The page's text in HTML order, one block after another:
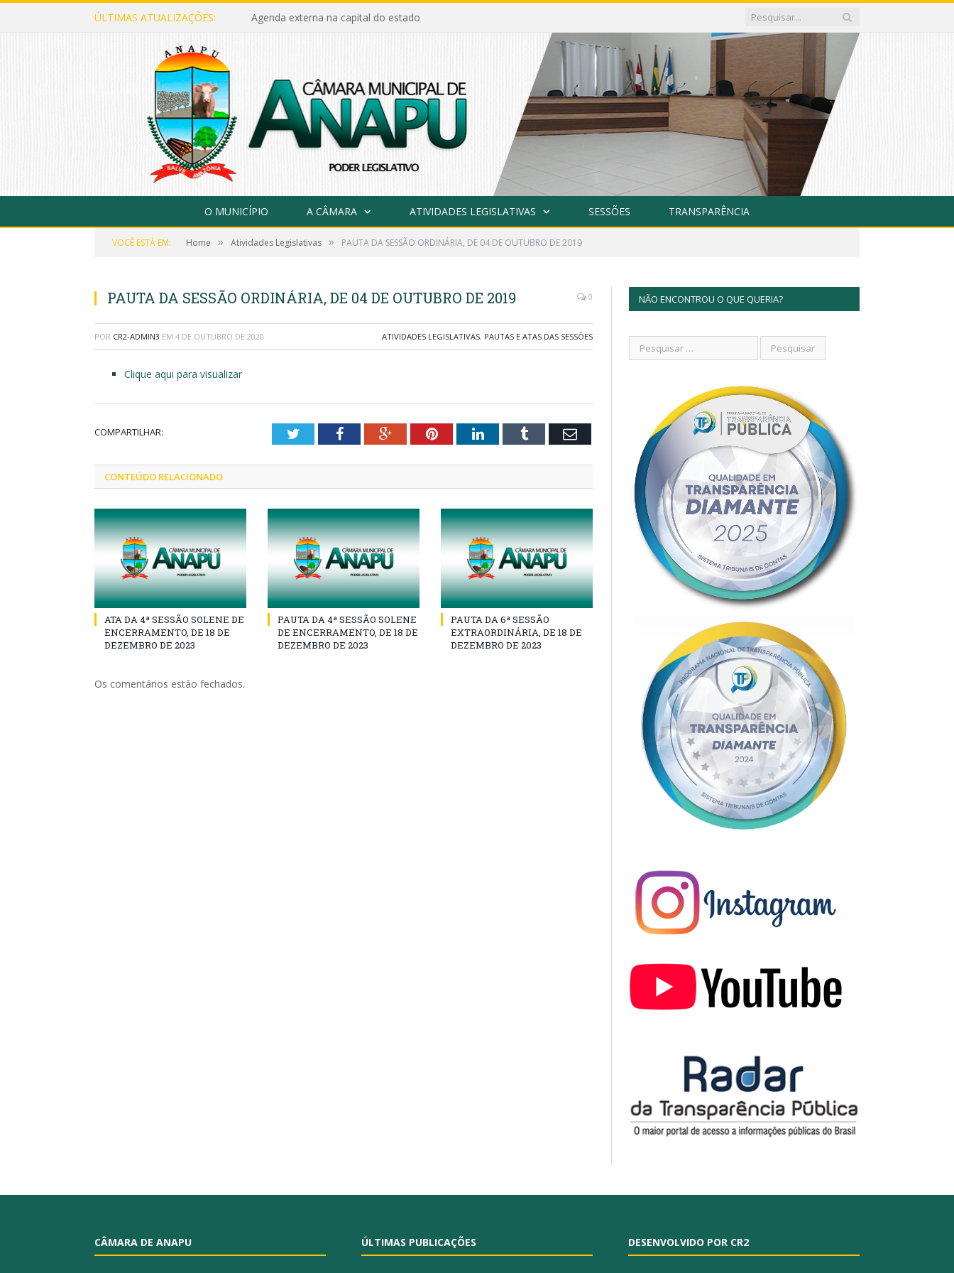
ÚLTIMAS ATUALIZAÇÕES: Agenda externa na capital do estado
O MUNICÍPIO A CÂMARA ATIVIDADES LEGISLATIVAS SESSÕES TRANSPARÊNCIA
VOCÊ ESTÁ EM: Home » Atividades Legislativas » PAUTA DA SESSÃO ORDINÁRIA, DE 04 DE OUTUBRO DE 2019
PAUTA DA SESSÃO ORDINÁRIA, DE 04 DE OUTUBRO DE 2019 0
POR CR2-ADMIN3 EM 4 DE OUTUBRO DE 2020 ATIVIDADES LEGISLATIVAS, PAUTAS E ATAS DAS SESSÕES
Clique aqui para visualizar
COMPARTILHAR: TwitterFacebookGoogle+PinterestLinkedInTumblr Email
CONTEÚDO RELACIONADO
ATA DA 4ª SESSÃO SOLENE DE
ENCERRAMENTO, DE 18 DE
DEZEMBRO DE 2023
PAUTA DA 4ª SESSÃO SOLENE
DE ENCERRAMENTO, DE 18 DE
DEZEMBRO DE 2023
PAUTA DA 6ª SESSÃO
EXTRAORDINÁRIA, DE 18 DE
DEZEMBRO DE 2023
Os comentários estão fechados.
NÃO ENCONTROU O QUE QUERIA?
CÂMARA DE ANAPU ÚLTIMAS PUBLICAÇÕES DESENVOLVIDO POR CR2